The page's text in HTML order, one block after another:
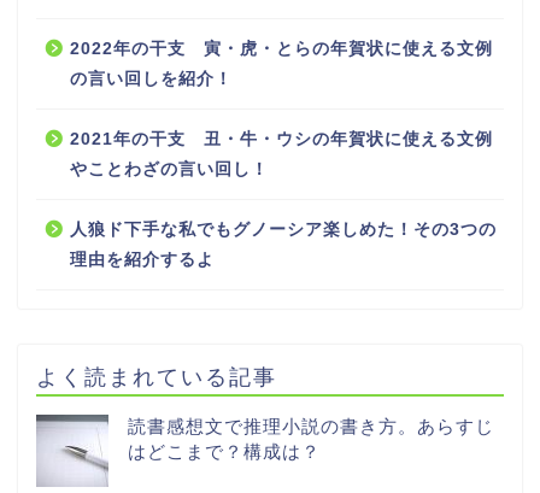
2022年の干支 寅・虎・とらの年賀状に使える文例
の言い回しを紹介！
2021年の干支 丑・牛・ウシの年賀状に使える文例
やことわざの言い回し！
人狼ド下手な私でもグノーシア楽しめた！その3つの
理由を紹介するよ
よく読まれている記事
読書感想文で推理小説の書き方。あらすじ
はどこまで？構成は？